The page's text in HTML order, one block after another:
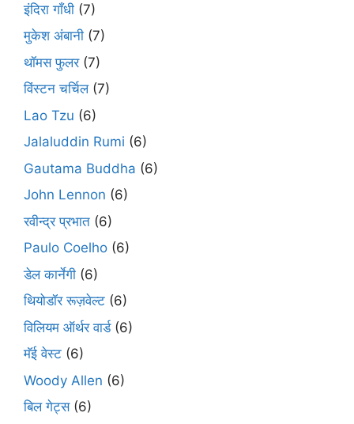
इंदिरा गाँधी (7)
मुकेश अंबानी (7)
थॉमस फुलर(7)
विंस्टन चर्चिल(7)
Lao Tzu (6)
Jalaluddin Rumi (6)
Gautama Buddha (6)
John Lennon (6)
रवीन्द्र प्रभात (6)
Paulo Coelho (6)
डेल कार्नेगी (6)
थियोडॉर रूज़वेल्ट (6)
विलियम ऑर्थर वार्ड(6)
मॅई वेस्ट (6)
Woody Allen (6)
बिल गेट्स(6)